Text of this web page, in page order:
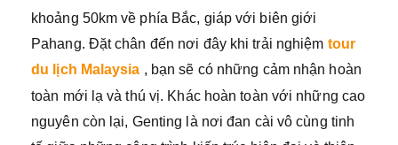
khoảng 50km về phía Bắc, giáp với biên giới
Pahang. Đặt chân đến nơi đây khi trải nghiệm tour
du lịch Malaysia , bạn sẽ có những cảm nhận hoàn
toàn mới lạ và thú vị. Khác hoàn toàn với những cao
nguyên còn lại, Genting là nơi đan cài vô cùng tinh